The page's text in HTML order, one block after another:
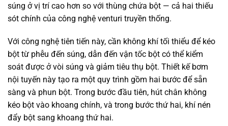
súng ở vị trí cao hơn so với thùng chứa bột — cả hai thiếu
sót chính của công nghệ venturi truyền thống.
Với công nghệ tiên tiến này, cần không khí tối thiểu để kéo
bột từ phễu đến súng, dẫn đến vận tốc bột có thể kiểm
soát được ở vòi súng và giảm tiêu thụ bột. Thiết kế bơm
nội tuyến này tạo ra một quy trình gồm hai bước để sẵn
sàng và phun bột. Trong bước đầu tiên, hút chân không
kéo bột vào khoang chính, và trong bước thứ hai, khí nén
đẩy bột sang khoang thứ hai.